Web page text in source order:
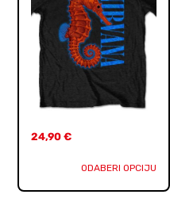
24,90€
ODABERI OPCIJU